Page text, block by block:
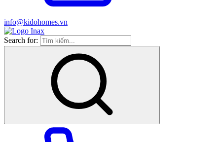
info@kidohomes.vn
Search for: